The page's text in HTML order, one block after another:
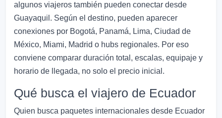
algunos viajeros también pueden conectar desde
Guayaquil. Según el destino, pueden aparecer
conexiones por Bogotá, Panamá, Lima, Ciudad de
México, Miami, Madrid o hubs regionales. Por eso
conviene comparar duración total, escalas, equipaje y
horario de llegada, no solo el precio inicial.
Qué busca el viajero de Ecuador
Quien busca paquetes internacionales desde Ecuador